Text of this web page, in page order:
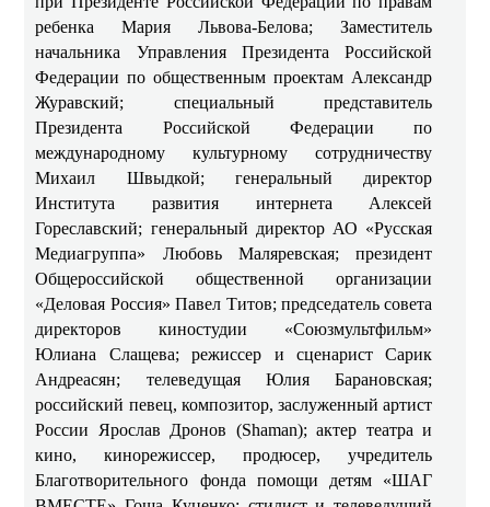
ребенка Мария Львова-Белова; Заместитель
начальника Управления Президента Российской
Федерации по общественным проектам Александр
Журавский; специальный представитель
Президента Российской Федерации по
международному культурному сотрудничеству
Михаил Швыдкой; генеральный директор
Института развития интернета Алексей
Гореславский; генеральный директор АО «Русская
Медиагруппа» Любовь Маляревская; президент
Общероссийской общественной организации
«Деловая Россия» Павел Титов; председатель совета
директоров киностудии «Союзмультфильм»
Юлиана Слащева; режиссер и сценарист Сарик
Андреасян; телеведущая Юлия Барановская;
российский певец, композитор, заслуженный артист
России Ярослав Дронов (Shaman); актер театра и
кино, кинорежиссер, продюсер, учредитель
Благотворительного фонда помощи детям «ШАГ